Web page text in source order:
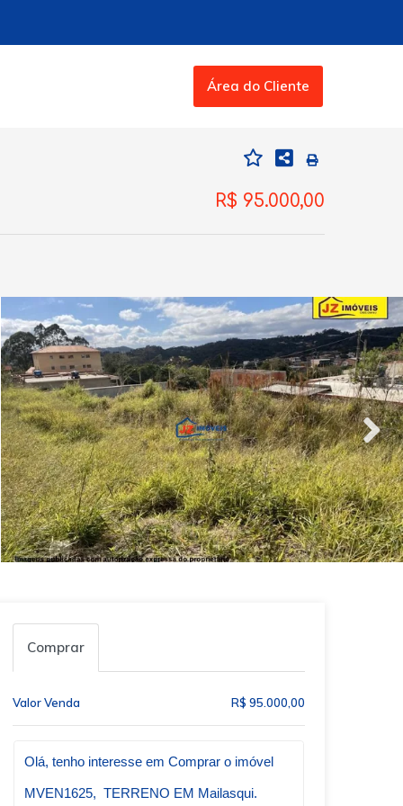
Área do Cliente
R$ 95.000,00
Comprar
Valor Venda R$ 95.000,00